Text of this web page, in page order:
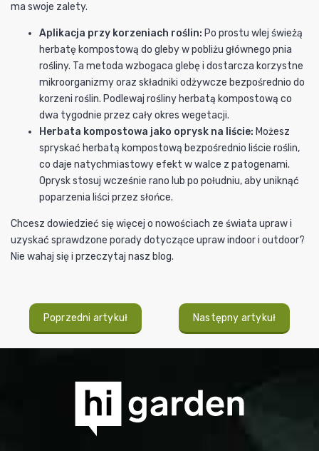
ma swoje zalety.
Aplikacja przy korzeniach roślin: Po prostu wlej świeżą
herbatę kompostową do gleby w pobliżu głównego pnia
rośliny. Ta metoda wzbogaca glebę i dostarcza korzystne
mikroorganizmy oraz składniki odżywcze bezpośrednio do
korzeni roślin. Podlewaj rośliny herbatą kompostową co
dwa tygodnie przez cały okres wegetacji.
Herbata kompostowa jako oprysk na liście: Możesz
spryskać herbatą kompostową bezpośrednio liście roślin,
co daje natychmiastowy efekt w walce z patogenami.
Oprysk stosuj wcześnie rano lub po południu, aby uniknąć
poparzenia liści przez słońce.
Chcesz dowiedzieć się więcej o nowościach ze świata upraw i
uzyskać sprawdzone porady dotyczące upraw indoor i outdoor?
Nie wahaj się i przeczytaj nasz blog.
Poprzedni artykuł Następny artykuł